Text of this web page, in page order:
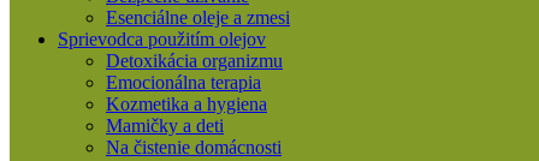
Esenciálne oleje a zmesi
Sprievodca použitím olejov
Detoxikácia organizmu
Emocionálna terapia
Kozmetika a hygiena
Mamičky a deti
Na čistenie domácnosti